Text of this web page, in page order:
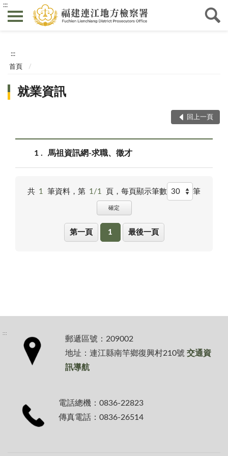
:::
:::
首頁
就業資訊
回上一頁
1 馬祖資訊網-求職、徵才
共 1 筆資料，第 1/1 頁， 每頁顯示筆數 筆
確定
第一頁 1 最後一頁
:::
郵遞區號：209002
地址：連江縣南竿鄉復興村210號 交通資
訊導航
電話總機：0836-22823
傳真電話：0836-26514